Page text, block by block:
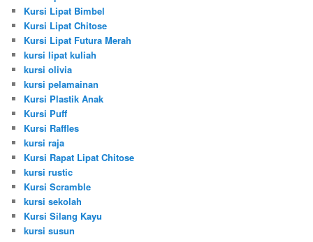
Kursi Lipat Bimbel
Kursi Lipat Chitose
Kursi Lipat Futura Merah
kursi lipat kuliah
kursi olivia
kursi pelamainan
Kursi Plastik Anak
Kursi Puff
Kursi Raffles
kursi raja
Kursi Rapat Lipat Chitose
kursi rustic
Kursi Scramble
kursi sekolah
Kursi Silang Kayu
kursi susun